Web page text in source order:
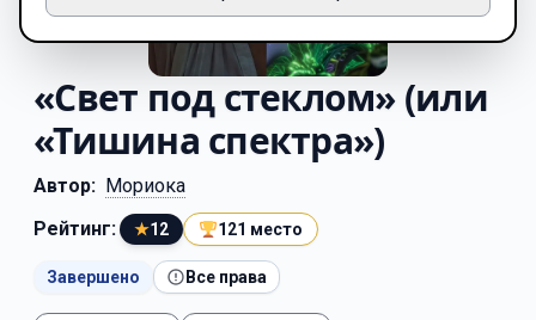
«Свет под стеклом» (или
«Тишина спектра»)
Автор: Мориока
Рейтинг:
★12 121 место
Завершено Все права